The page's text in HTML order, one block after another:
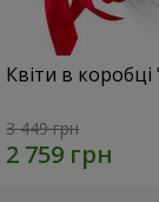
Квіти в коробці
3 449 грн